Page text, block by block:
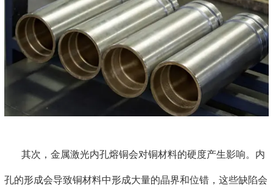
其次，金属激光内孔熔铜会对铜材料的硬度产生影响。内
孔的形成会导致铜材料中形成大量的晶界和位错，这些缺陷会